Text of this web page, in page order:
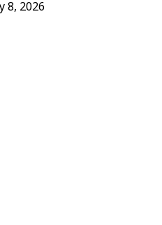
8, 2026